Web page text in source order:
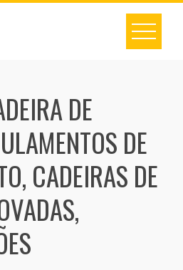
DE
DE
CADEIRAS DE